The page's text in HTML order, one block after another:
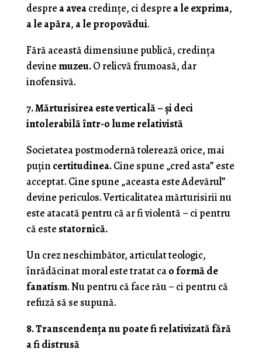
despre a aveacredințe, ci despre a le exprima,
a le apăra, a le propovădui.
Fără această dimensiune publică, credința
devinemuzeu.O relicvă frumoasă, dar
inofensivă.
7. Mărturisirea este verticală – și deci
intolerabilă într-o lume relativistă
Societatea postmodernă tolerează orice, mai
puțin certitudinea.Cine spune „cred asta” este
acceptat. Cine spune „aceasta este Adevărul”
devine periculos. Verticalitatea mărturisirii nu
este atacată pentru că ar fi violentă – ci pentru
că este statornică.
Un crez neschimbător, articulat teologic,
înrădăcinat moral este tratat cao formă de
fanatism. Nu pentru că face rău – ci pentru că
refuză să se supună.
8. Transcendența nu poate fi relativizată fără
a fi distrusă